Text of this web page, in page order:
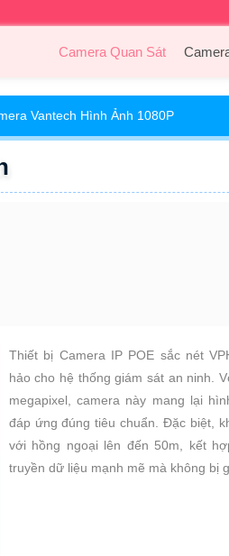
Camera Quan Sát
Vantech Hình Ảnh 1080P
Thiết bị Camera IP POE sắc nét
hảo cho hệ thống giám sát an ninh.
megapixel, camera này mang lại
đáp ứng đúng tiêu chuẩn. Đặc biệt,
với hồng ngoại lên đến 50m, kết
truyền dữ liệu mạnh mẽ mà không bị